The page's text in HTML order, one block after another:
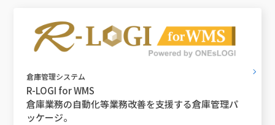
倉庫管理システム
R-LOGI for WMS
倉庫業務の自動化等業務改善を支援する倉庫管理パ
ッケージ。